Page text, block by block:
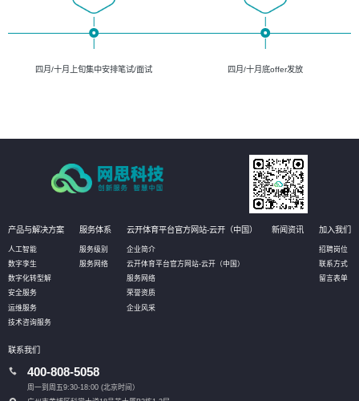
四月/十月上旬集中安排笔试/面试 四月/十月底offer发放
产品与解决方案
人工智能
数字孪生
数字化转型解
安全服务
运维服务
技术咨询服务
服务体系
服务级别
服务网络
云开体育平台官方网站-云开（中国）
企业简介
云开体育平台官方网站-云开（中国）
服务网络
荣誉资质
企业风采
新闻资讯 加入我们
招聘岗位
联系方式
留言表单
联系我们
400-808-5058
周一到周五9:30-18:00 (北京时间）